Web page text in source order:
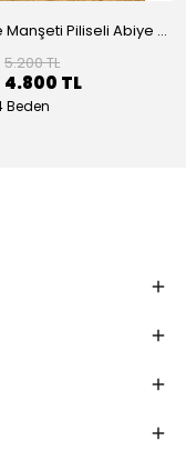
Armine Manşeti Piliseli Abiye Elbise 23Y9617
5.200 TL
4.800 TL
Beden